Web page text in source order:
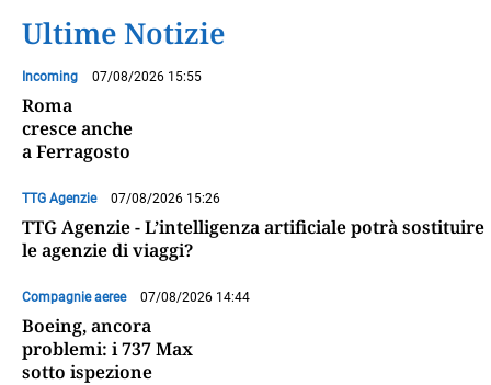
Ultime Notizie
Incoming 07/08/2026 15:55
Roma
cresce anche
a Ferragosto
TTG Agenzie 07/08/2026 15:26
TTG Agenzie - L’intelligenza artificiale potrà sostituire
le agenzie di viaggi?
Compagnie aeree 07/08/2026 14:44
Boeing, ancora
problemi: i 737 Max
sotto ispezione